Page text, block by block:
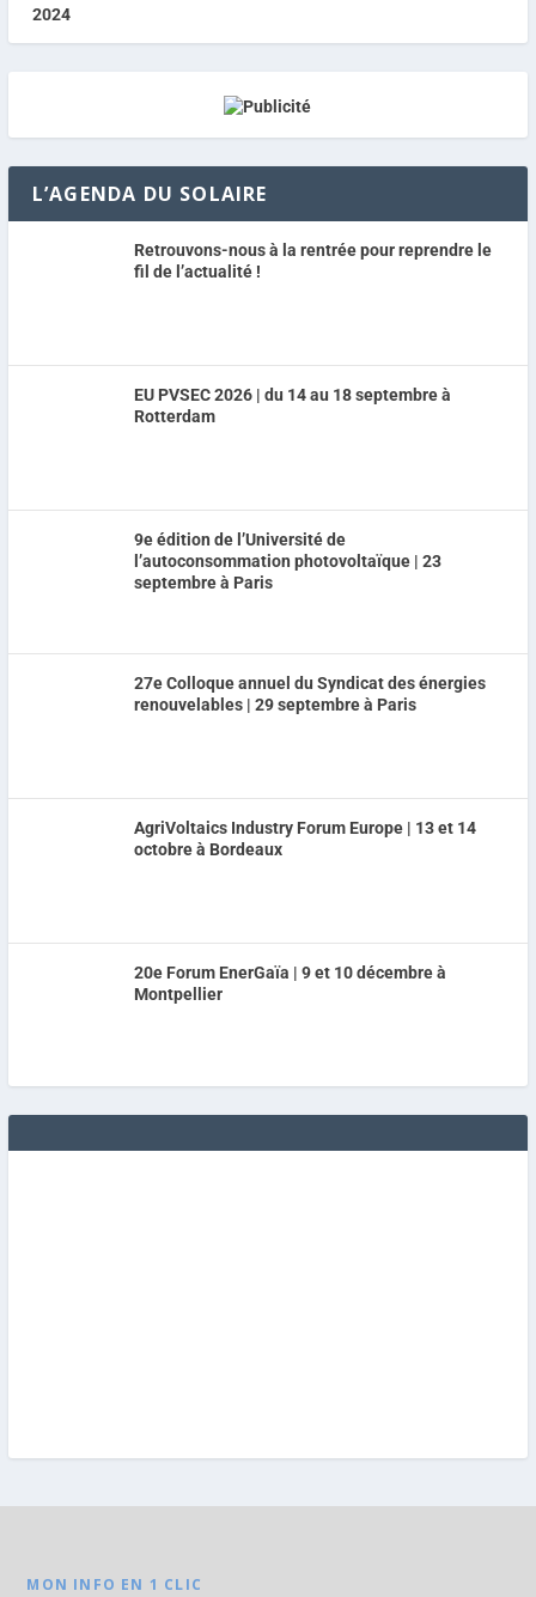
L’AGENDA DU SOLAIRE
Retrouvons-nous à la rentrée pour reprendre le
fil de l’actualité !
EU PVSEC 2026 | du 14 au 18 septembre à
Rotterdam
9e édition de l’Université de
l’autoconsommation photovoltaïque | 23
septembre à Paris
27e Colloque annuel du Syndicat des énergies
renouvelables | 29 septembre à Paris
AgriVoltaics Industry Forum Europe | 13 et 14
octobre à Bordeaux
20e Forum EnerGaïa | 9 et 10 décembre à
Montpellier
MON INFO EN 1 CLIC